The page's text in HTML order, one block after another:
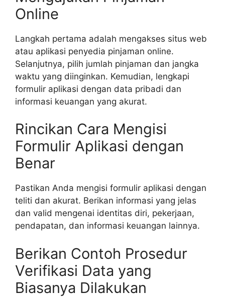
Online
Langkah pertama adalah mengakses situs web
atau aplikasi penyedia pinjaman online.
Selanjutnya, pilih jumlah pinjaman dan jangka
waktu yang diinginkan. Kemudian, lengkapi
formulir aplikasi dengan data pribadi dan
informasi keuangan yang akurat.
Rincikan Cara Mengisi
Formulir Aplikasi dengan
Benar
Pastikan Anda mengisi formulir aplikasi dengan
teliti dan akurat. Berikan informasi yang jelas
dan valid mengenai identitas diri, pekerjaan,
pendapatan, dan informasi keuangan lainnya.
Berikan Contoh Prosedur
Verifikasi Data yang
Biasanya Dilakukan